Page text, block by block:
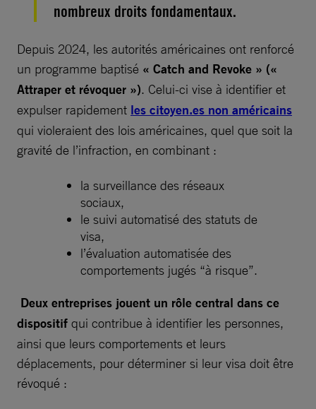
nombreux droits fondamentaux.
Depuis 2024, les autorités américaines ont renforcé
un programme baptisé « Catch and Revoke » («
Attraper et révoquer »). Celui-ci vise à identifier et
expulser rapidement les citoyen.es non américains
qui violeraient des lois américaines, quel que soit la
gravité de l’infraction, en combinant :
la surveillance des réseaux
sociaux,
le suivi automatisé des statuts de
visa,
l’évaluation automatisée des
comportements jugés “à risque”.
Deux entreprises jouent un rôle central dans ce
dispositif qui contribue à identifier les personnes,
ainsi que leurs comportements et leurs
déplacements, pour déterminer si leur visa doit être
révoqué :